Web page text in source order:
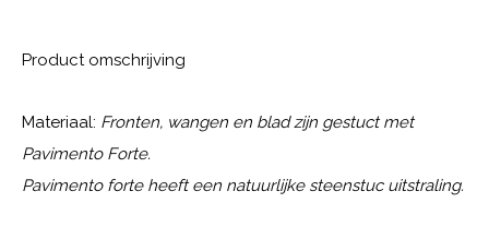
Product omschrijving
Materiaal: Fronten, wangen en blad zijn gestuct met
Pavimento Forte.
Pavimento forte heeft een natuurlijke steenstuc uitstraling.